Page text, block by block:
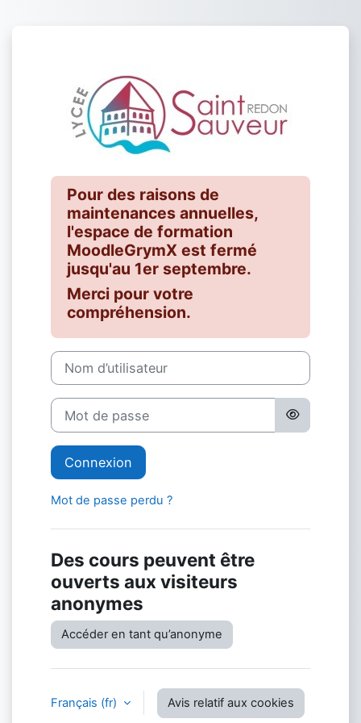
Pour des raisons de
maintenances annuelles,
l'espace de formation
MoodleGrymX est fermé
jusqu'au 1er septembre.
Merci pour votre
compréhension.
Nom d’utilisateur
Mot de passe
Connexion
Mot de passe perdu ?
Des cours peuvent être
ouverts aux visiteurs
anonymes
Accéder en tant qu’anonyme
Français ‎(fr)‎ Avis relatif aux cookies